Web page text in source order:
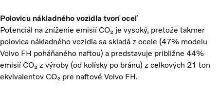
Polovicu nákladného vozidla tvorí oceľ
Potenciál na zníženie emisií CO₂ je vysoký, pretože takmer
polovica nákladného vozidla sa skladá z ocele (47% modelu
Volvo FH poháňaného naftou) a predstavuje približne 44%
emisií CO₂ z výroby (od kolísky po bránu) z celkových 21 ton
ekvivalentov CO₂ pre naftové Volvo FH.